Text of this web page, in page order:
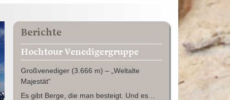
Berichte
Hochtour Venedigergruppe
Großvenediger (3.666 m) – „Weltalte
Majestät“
Es gibt Berge, die man besteigt. Und es…